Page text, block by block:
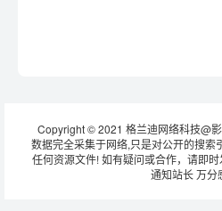
Copyright © 2021 格兰迪网络科技@
数据完全采集于网络,只是对公开的搜索
任何资源文件! 如有疑问或合作，请即
通知站长 万分